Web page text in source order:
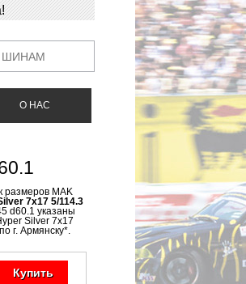
О НАС
размеров MAK
7x17 5/114.3
d60.1 указаны
Silver 7x17
г. Армянску*.
Купить